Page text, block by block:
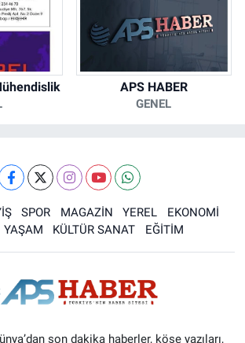
APS HABER
GENEL
SPOR MAGAZİN YEREL
EKONOMİ
YAŞAM KÜLTÜR SANAT EĞİTİM
son dakika haberler, köşe yazıları,